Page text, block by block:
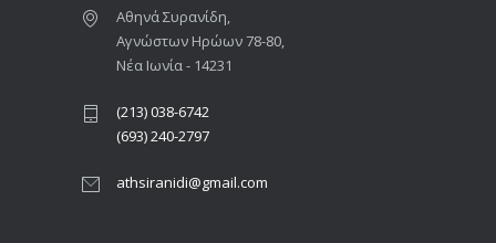
Αθηνά Συρανίδη,
Αγνώστων Ηρώων 78-80,
Νέα Ιωνία - 14231
(213) 038-6742
(693) 240-2797
athsiranidi@gmail.com